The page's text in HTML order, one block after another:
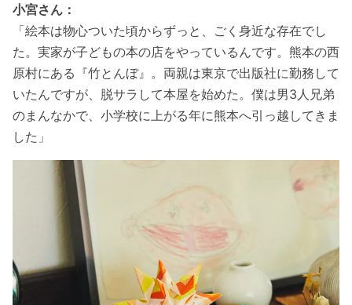
小宮さん：
「絵本は物心ついた頃からずっと、ごく身近な存在でし
た。実家が子どもの本の店をやっているんです。熊本の西
原村にある『竹とんぼ』。両親は東京で出版社に勤務して
いたんですが、脱サラして本屋を始めた。僕は男3人兄弟
のまんなかで、小学校に上がる年に熊本へ引っ越してきま
した」